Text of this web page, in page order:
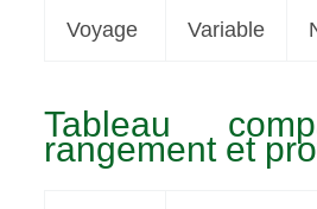
Voyage Variable
Tableau
rangement et